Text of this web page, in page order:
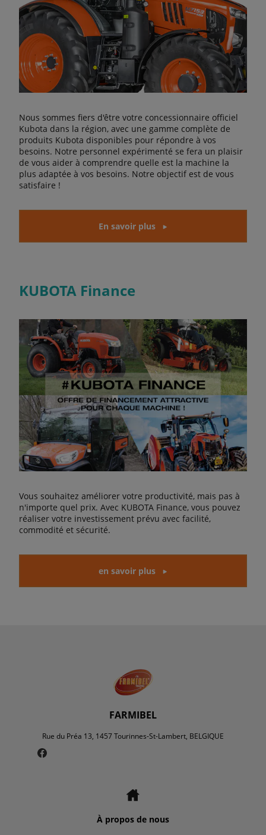
Nous sommes fiers d'être votre concessionnaire officiel
Kubota dans la région, avec une gamme complète de
produits Kubota disponibles pour répondre à vos
besoins. Notre personnel expérimenté se fera un plaisir
de vous aider à comprendre quelle est la machine la
plus adaptée à vos besoins. Notre objectif est de vous
satisfaire !
En savoir plus
KUBOTA Finance
Vous souhaitez améliorer votre productivité, mais pas à
n'importe quel prix. Avec KUBOTA Finance, vous pouvez
réaliser votre investissement prévu avec facilité,
commodité et sécurité.
en savoir plus
FARMIBEL
Rue du Préa 13, 1457 Tourinnes-St-Lambert, BELGIQUE
À propos de nous